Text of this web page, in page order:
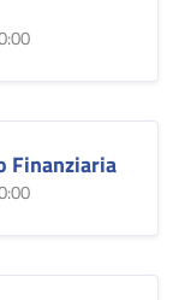
Finanziaria